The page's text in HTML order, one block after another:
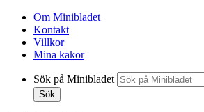
Om Minibladet
Kontakt
Villkor
Mina kakor
Sök på Minibladet
Sök